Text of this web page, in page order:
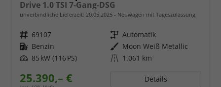
Drive 1.0 TSI 7-Gang-DSG
unverbindliche Lieferzeit: 20.05.2025 Neuwagen mit Tageszulassung
Fahrzeugnr. 69107 Getriebe Automatik
Kraftstoff Benzin Außenfarbe Moon Weiß Metallic
Leistung 85 kW (116 PS) Kilometerstand 1.061 km
25.390,– € Details